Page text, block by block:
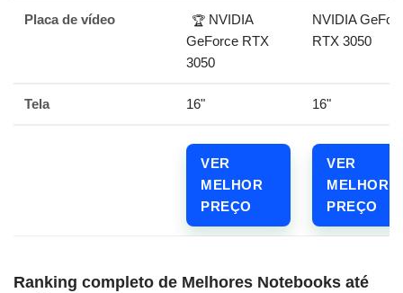
Placa de vídeo 🏆 NVIDIA
GeForce RTX
3050
NVIDIA
RTX 3050
Tela 16" 16"
VER
MELHOR
PREÇO
VER
MELHOR
PREÇO
Ranking completo de Melhores Notebooks até